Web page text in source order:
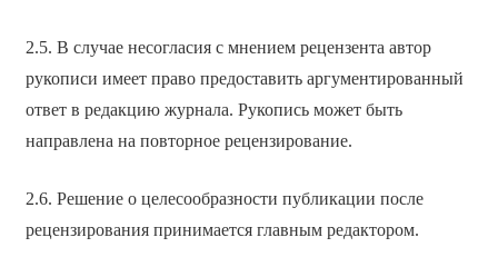
2.5. В случае несогласия с мнением рецензента автор
рукописи имеет право предоставить аргументированный
ответ в редакцию журнала. Рукопись может быть
направлена на повторное рецензирование.
2.6. Решение о целесообразности публикации после
рецензирования принимается главным редактором.